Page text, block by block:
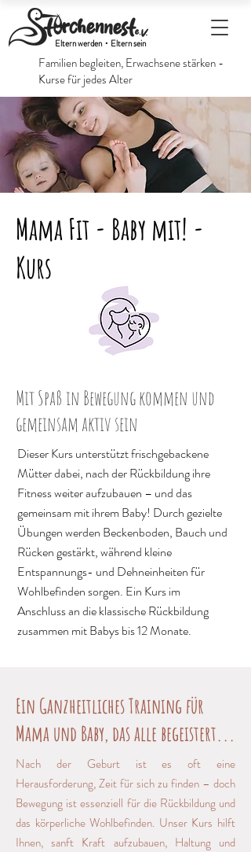
Eltern werden・Eltern sein
Familien begleiten, Erwachsene stärken -
Kurse für jedes Alter
Mama Fit - Baby mit! -
Kurs
Mit Spaß in Bewegung kommen und
gemeinsam aktiv sein
Dieser Kurs unterstützt frischgebackene
Mütter dabei, nach der Rückbildung ihre
Fitness weiter aufzubauen – und das
gemeinsam mit ihrem Baby! Durch gezielte
Übungen werden Beckenboden, Bauch und
Rücken gestärkt, während kleine
Entspannungs- und Dehneinheiten für
Wohlbefinden sorgen. Ein Kurs im
Anschluss an die klassische Rückbildung
zusammen mit Babys bis 12 Monate.
Ein Ganzheitliches Training für
Mama und Baby, das alle begeistert...
Nach der Geburt ist es oft eine
Herausforderung, Zeit für sich zu finden – doch
Bewegung ist essenziell für die Rückbildung und
das körperliche Wohlbefinden. Unser Kurs hilft
Ihnen, sanft Kraft aufzubauen, Haltung und